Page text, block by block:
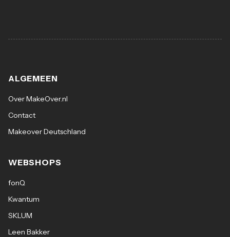
ALGEMEEN
Over MakeOver.nl
Contact
Makeover Deutschland
WEBSHOPS
fonQ
Kwantum
SKLUM
Leen Bakker